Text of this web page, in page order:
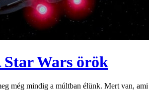
Wars örök
még mindig a múltban élünk. Mert van,